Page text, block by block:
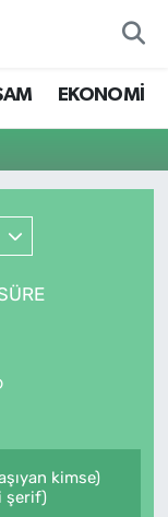
EKONOMİ
kimse)
şerif)
ve Fikstür